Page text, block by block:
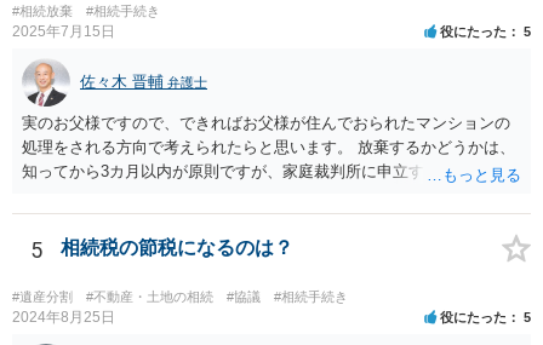
#相続放棄
#相続手続き
2025年7月15日 役にたった 5
佐々木 晋輔 弁護士
実のお父様ですので、できればお父様が住んでおられたマンションの
処理をされる方向で考えられたらと思います。 放棄するかどうかは、
知ってから3カ月以内が原則ですが、家庭裁判所に申立すれば3カ月の
放棄するかどうか決めることができます。 銀行やサラ金が数年も放置
することはありませんので、数年後に借金が発見される可能性はほぼ
ありません。 なお、私が扱った相続放棄を検討していた案件で、期間
伸長して調査したところ、サラ金に対する過払金など相当な財産が見
つかったため相続したという事例がありました。
5 相続税の節税になるのは？
#遺産分割 #不動産・土地の相続 #協議 #相続手続き
2024年8月25日 役にたった 5